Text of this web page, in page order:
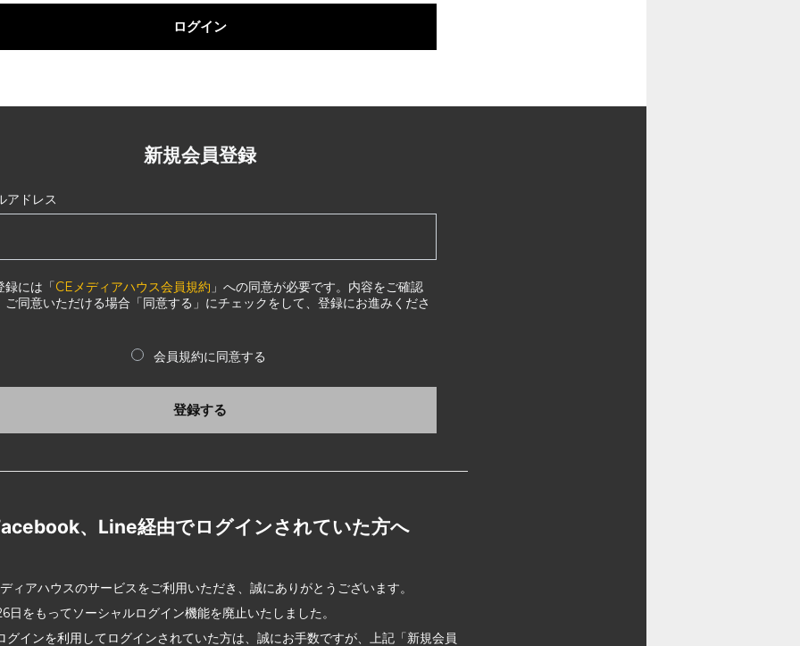
ログイン
新規会員登録
アドレス
録には「CEメディアハウス会員規約 」への同意が必要です。内容をご確認
ご同意いただける場合「同意する」にチェックをして、登録にお進みくださ
会員規約に同意する
登録する
、Line経由でログインされていた方へ
ィアハウスのサービスをご利用いただき、誠にありがとうございます。
日をもってソーシャルログイン機能を廃止いたしました。
グインを利用してログインされていた方は、誠にお手数ですが、上記「新規会員